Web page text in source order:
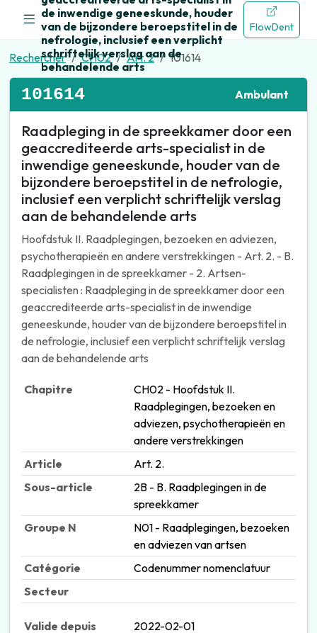
de inwendige geneeskunde, houder
van de bijzondere beroepstitel in de
nefrologie, inclusief een verplicht
schriftelijk verslag aan de
behandelende arts
FlowDent
Rechercher CH02 Art. 2 101614
101614 Ambulant
Raadpleging in de spreekkamer door een
geaccrediteerde arts-specialist in de
inwendige geneeskunde, houder van de
bijzondere beroepstitel in de nefrologie,
inclusief een verplicht schriftelijk verslag
aan de behandelende arts
Hoofdstuk II. Raadplegingen, bezoeken en adviezen,
psychotherapieën en andere verstrekkingen - Art. 2. - B.
Raadplegingen in de spreekkamer - 2. Artsen-
specialisten : Raadpleging in de spreekkamer door een
geaccrediteerde arts-specialist in de inwendige
geneeskunde, houder van de bijzondere beroepstitel in
de nefrologie, inclusief een verplicht schriftelijk verslag
aan de behandelende arts
Chapitre
CH02 - Hoofdstuk II.
Raadplegingen, bezoeken en
adviezen, psychotherapieën en
andere verstrekkingen
Article
Art. 2.
Sous-article
2B - B. Raadplegingen in de
spreekkamer
Groupe N
N01 - Raadplegingen, bezoeken
en adviezen van artsen
Catégorie
Codenummer nomenclatuur
Secteur
Valide depuis
2022-02-01